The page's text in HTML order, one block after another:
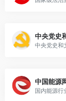
中央党史
中国能源
国内能源行